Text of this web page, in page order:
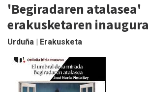
'Begiradaren atalasea'
erakusketaren
Urduña | Erakusketa